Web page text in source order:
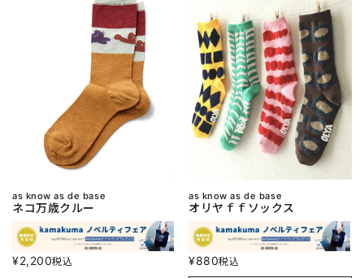
as know as de base
ネコ万歳クルー
¥2,200税込
as know as de base
オリヤｆｆソックス
¥880税込